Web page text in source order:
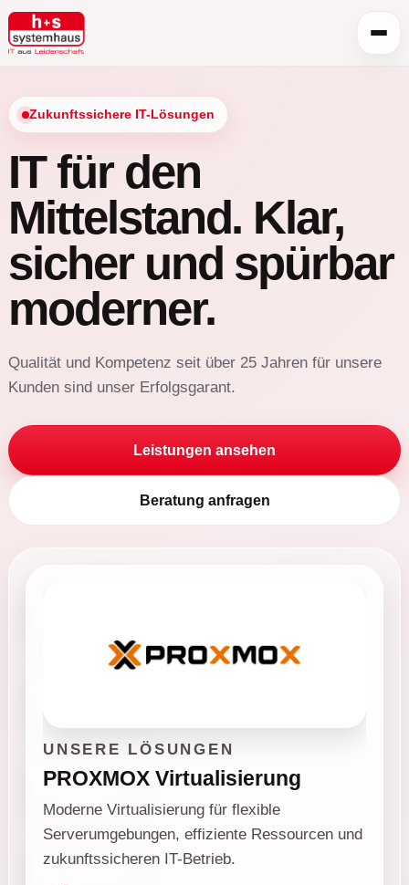
Zukunftssichere IT-Lösungen
IT für den
Mittelstand. Klar,
sicher und spürbar
moderner.
Qualität und Kompetenz seit über 25 Jahren für unsere
Kunden sind unser Erfolgsgarant.
Leistungen ansehen
Beratung anfragen
REDDOXX
Veeam
UNSERE LÖSUNGEN
PROXMOX Virtualisierung
Moderne Virtualisierung für flexible
Serverumgebungen, effiziente Ressourcen und
zukunftssicheren IT-Betrieb.